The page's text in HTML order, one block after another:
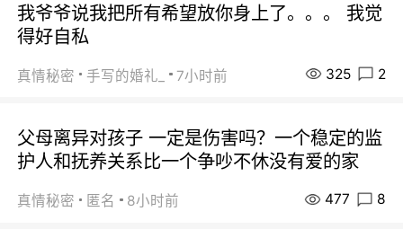
我爷爷说我把所有希望放你身上了。。。 我觉
得好自私
真情秘密 手写的婚礼_ 7小时前 325 2
父母离异对孩子 一定是伤害吗？一个稳定的监
护人和抚养关系比一个争吵不休没有爱的家
真情秘密 匿名 8小时前 477 8